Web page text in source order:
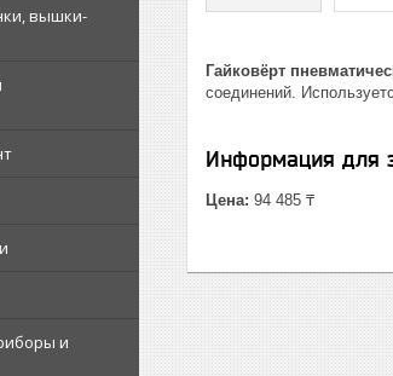
вышки-
и
Гайковёрт
соединений.
Информация для
Цена: 94 485 ₸